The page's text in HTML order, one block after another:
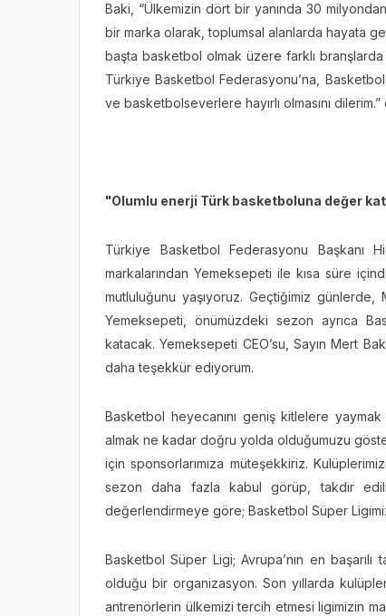
Baki, “Ülkemizin dört bir yanında 30
bir marka olarak, toplumsal alanlarda hayata
başta basketbol olmak üzere farklı
Türkiye Basketbol Federasyonu’na, Basketbol
ve basketbolseverlere hayırlı olmasını dilerim.”
"Olumlu enerji Türk basketboluna değer
Türkiye Basketbol Federasyonu Başkanı
markalarından Yemeksepeti ile kısa süre
mutluluğunu yaşıyoruz. Geçtiğimiz günlerde,
Yemeksepeti, önümüzdeki sezon ayrıca
katacak. Yemeksepeti CEO’su, Sayın Mert
daha teşekkür ediyorum.
Basketbol heyecanını geniş kitlelere
almak ne kadar doğru yolda olduğumuzu
için sponsorlarımıza müteşekkiriz.
sezon daha fazla kabul görüp, takdir
değerlendirmeye göre; Basketbol Süper
Basketbol Süper Ligi; Avrupa’nın en başarılı
olduğu bir organizasyon. Son yıllarda
antrenörlerin ülkemizi tercih etmesi ligimizin